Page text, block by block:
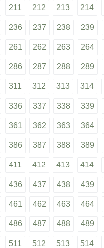
211 212 213 214
236 237 238 239
261 262 263 264
286 287 288 289
311 312 313 314
336 337 338 339
361 362 363 364
386 387 388 389
411 412 413 414
436 437 438 439
461 462 463 464
486 487 488 489
511 512 513 514